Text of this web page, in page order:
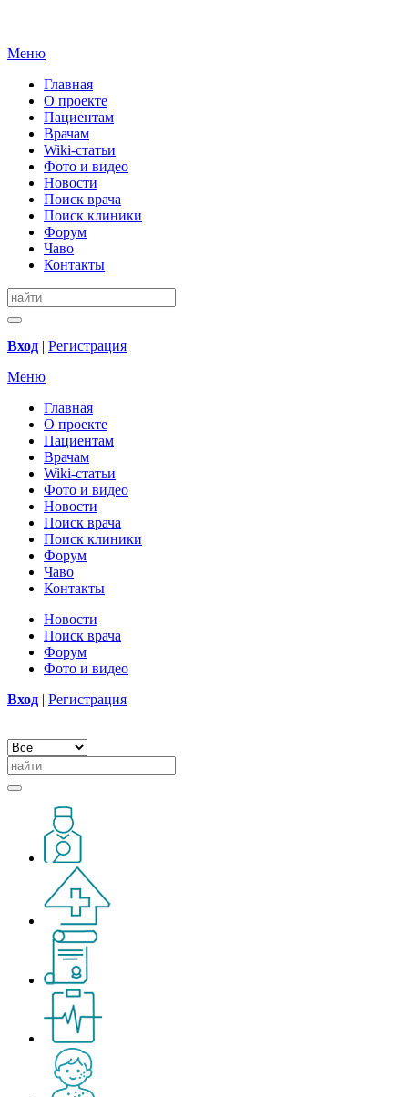
Меню
Главная
О проекте
Пациентам
Врачам
Wiki-статьи
Фото и видео
Новости
Поиск врача
Поиск клиники
Форум
Чаво
Контакты
Вход | Регистрация
Меню
Главная
О проекте
Пациентам
Врачам
Wiki-статьи
Фото и видео
Новости
Поиск врача
Поиск клиники
Форум
Чаво
Контакты
Новости
Поиск врача
Форум
Фото и видео
Вход | Регистрация